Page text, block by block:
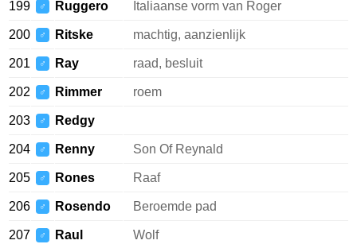
199 ♂ Ruggero Italiaanse vorm van Roger
200 ♂ Ritske machtig, aanzienlijk
201 ♂ Ray raad, besluit
202 ♂ Rimmer roem
203 ♂ Redgy
204 ♂ Renny Son Of Reynald
205 ♂ Rones Raaf
206 ♂ Rosendo Beroemde pad
207 ♂ Raul Wolf